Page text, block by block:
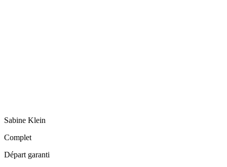
Sabine Klein
Complet
Départ garanti